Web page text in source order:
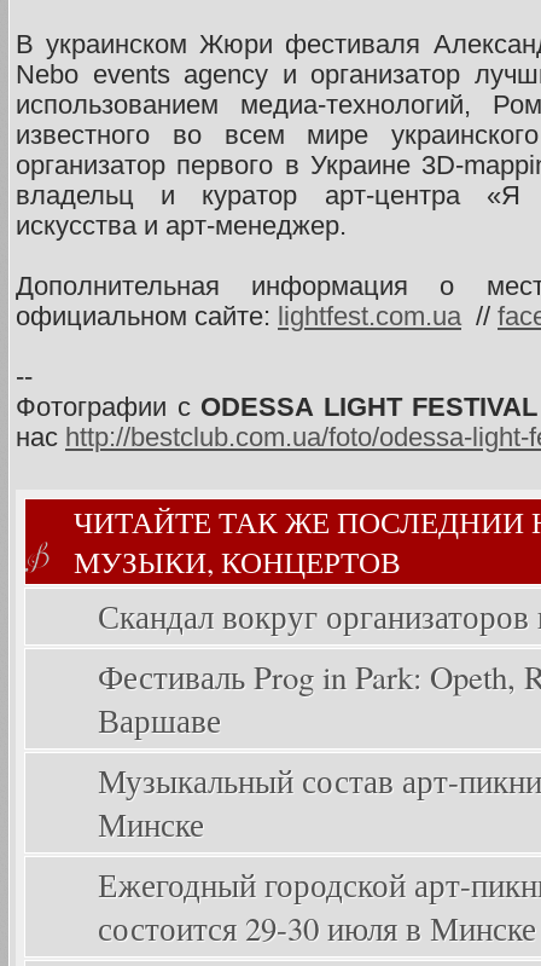
В украинском Жюри фестиваля
Nebo events agency и организатор
использованием медиа-технологий,
известного во всем мире
организатор первого в Украине 3D-
владельц и куратор арт-центра «Я
искусства и арт-менеджер.
Дополнительная информация о
официальном сайте: lightfest.com.ua//
--
Фотографии с ODESSA LIGHT
нас http://bestclub.com.ua/foto/odessa-light-
ЧИТАЙТЕ ТАК ЖЕ ПОСЛЕДНИИ
МУЗЫКИ, КОНЦЕРТОВ
Скандал вокруг
Фестиваль Prog in Park: Opeth,
Варшаве
Музыкальный состав арт-
Минске
Ежегодный городской арт-
состоится 29-30 июля в Минске